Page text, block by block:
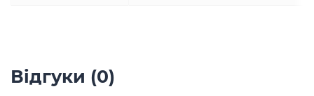
Відгуки (0)